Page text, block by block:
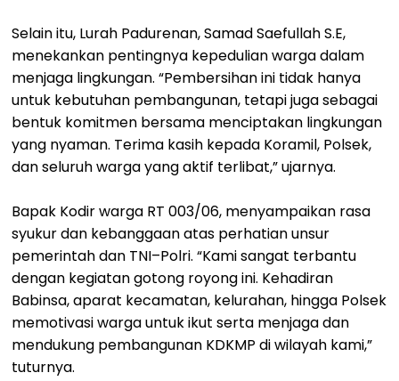
Selain itu, Lurah Padurenan, Samad Saefullah S.E,
menekankan pentingnya kepedulian warga dalam
menjaga lingkungan. “Pembersihan ini tidak hanya
untuk kebutuhan pembangunan, tetapi juga sebagai
bentuk komitmen bersama menciptakan lingkungan
yang nyaman. Terima kasih kepada Koramil, Polsek,
dan seluruh warga yang aktif terlibat,” ujarnya.
Bapak Kodir warga RT 003/06, menyampaikan rasa
syukur dan kebanggaan atas perhatian unsur
pemerintah dan TNI–Polri. “Kami sangat terbantu
dengan kegiatan gotong royong ini. Kehadiran
Babinsa, aparat kecamatan, kelurahan, hingga Polsek
memotivasi warga untuk ikut serta menjaga dan
mendukung pembangunan KDKMP di wilayah kami,”
tuturnya.